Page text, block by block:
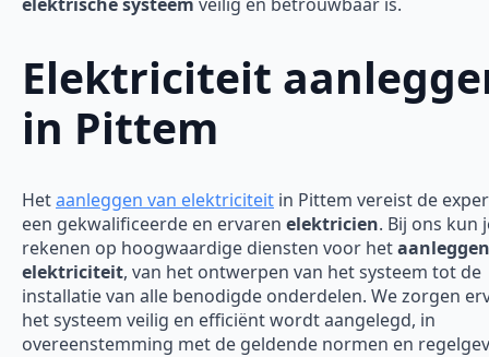
Elektriciteit
in Pittem
Hetaanleggen van elektriciteit in Pittem vereist de
een gekwalificeerde en ervaren elektricien. Bij ons kun
rekenen op hoogwaardige diensten voor het
elektriciteit, van het ontwerpen van het systeem tot de
installatie van alle benodigde onderdelen. We zorgen
het systeem veilig en efficiënt wordt aangelegd, in
overeenstemming met de geldende normen en